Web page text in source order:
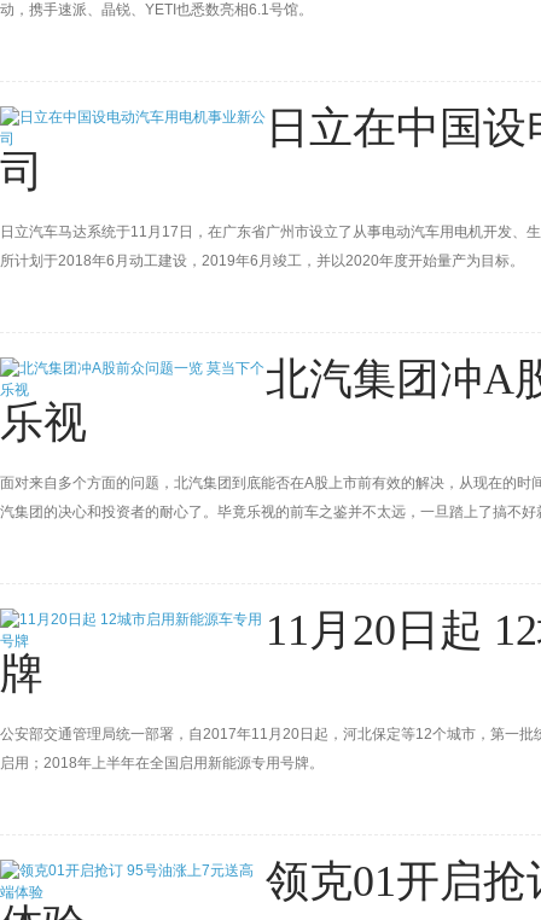
动，携手速派、晶锐、YETI也悉数亮相6.1号馆。
日立在中国
司
日立汽车马达系统于11月17日，在广东省广州市设立了从事电动汽车用电机开发
所计划于2018年6月动工建设，2019年6月竣工，并以2020年度开始量产为目标。
北汽集团冲A
乐视
面对来自多个方面的问题，北汽集团到底能否在A股上市前有效的解决，从现在的
汽集团的决心和投资者的耐心了。毕竟乐视的前车之鉴并不太远，一旦踏上了搞不
11月20日起
牌
公安部交通管理局统一部署，自2017年11月20日起，河北保定等12个城市，第一
启用；2018年上半年在全国启用新能源专用号牌。
领克01开启